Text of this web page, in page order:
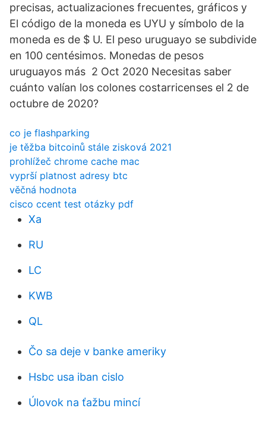
precisas, actualizaciones frecuentes, gráficos y
El código de la moneda es UYU y símbolo de la
moneda es de $ U. El peso uruguayo se subdivide
en 100 centésimos. Monedas de pesos
uruguayos más 2 Oct 2020 Necesitas saber
cuánto valían los colones costarricenses el 2 de
octubre de 2020?
co je flashparking
je těžba bitcoinů stále zisková 2021
prohlížeč chrome cache mac
vyprší platnost adresy btc
věčná hodnota
cisco ccent test otázky pdf
Xa
RU
LC
KWB
QL
Čo sa deje v banke ameriky
Hsbc usa iban cislo
Úlovok na ťažbu mincí